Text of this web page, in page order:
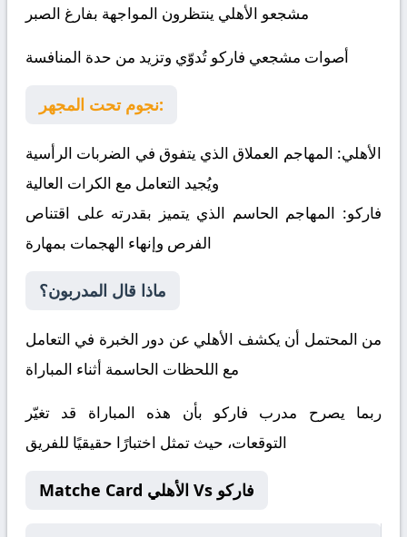
مشجعو الأهلي ينتظرون المواجهة بفارغ الصبر
أصوات مشجعي فاركو تُدوّي وتزيد من حدة المنافسة
نجوم تحت المجهر:
الأهلي: المهاجم العملاق الذي يتفوق في الضربات الرأسية
ويُجيد التعامل مع الكرات العالية
فاركو: المهاجم الحاسم الذي يتميز بقدرته على اقتناص
الفرص وإنهاء الهجمات بمهارة
ماذا قال المدربون؟
من المحتمل أن يكشف الأهلي عن دور الخبرة في التعامل
مع اللحظات الحاسمة أثناء المباراة
ربما يصرح مدرب فاركو بأن هذه المباراة قد تغيّر
التوقعات، حيث تمثل اختبارًا حقيقيًا للفريق
Matche Card الأهلي Vs فاركو